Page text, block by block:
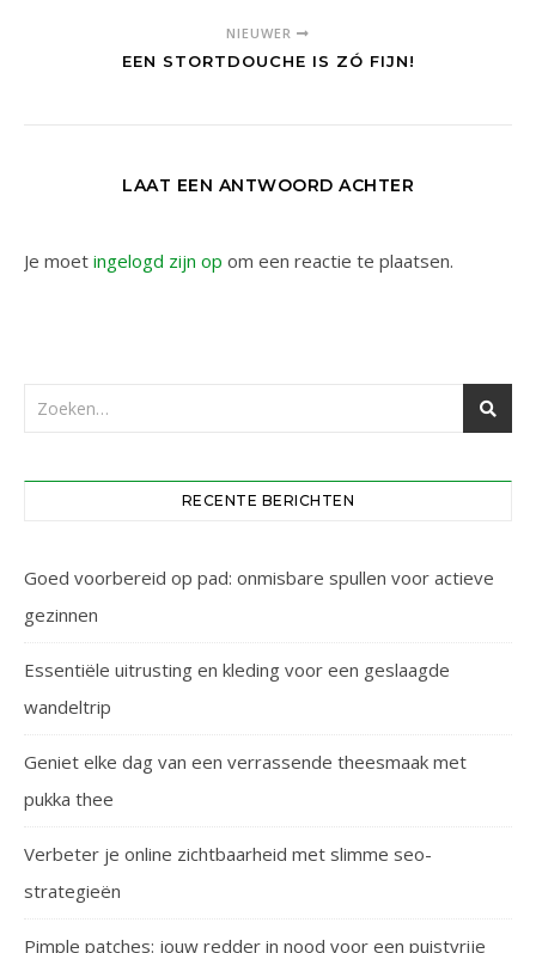
NIEUWER
EEN STORTDOUCHE IS ZÓ FIJN!
LAAT EEN ANTWOORD ACHTER
Je moet ingelogd zijn op om een reactie te plaatsen.
RECENTE BERICHTEN
Goed voorbereid op pad: onmisbare spullen voor actieve
gezinnen
Essentiële uitrusting en kleding voor een geslaagde
wandeltrip
Geniet elke dag van een verrassende theesmaak met
pukka thee
Verbeter je online zichtbaarheid met slimme seo-
strategieën
Pimple patches: jouw redder in nood voor een puistvrije